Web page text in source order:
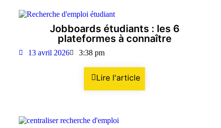
Jobboards étudiants : les 6
plateformes à connaître
13 avril 2026 3:38 pm
Lire l'article